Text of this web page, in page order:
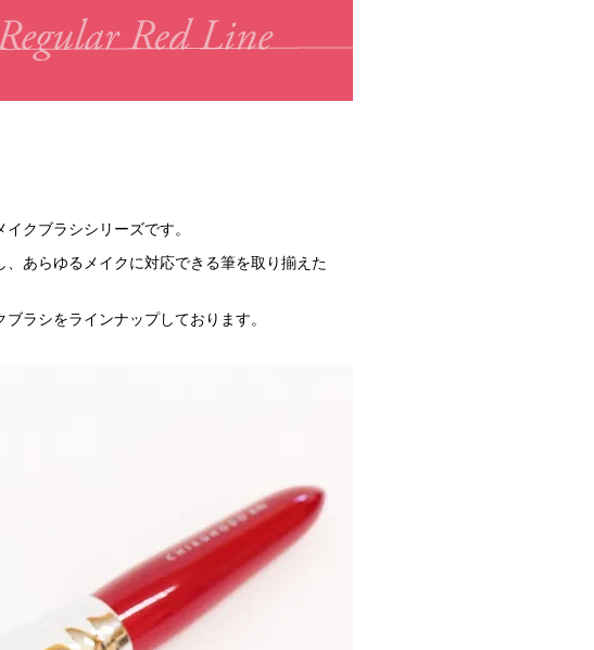
クブラシシリーズです。
あらゆるメイクに対応できる筆を取り揃えた
ラシをラインナップしております。